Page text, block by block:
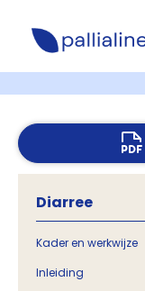
Diarree
Kader en werkwijze
Inleiding